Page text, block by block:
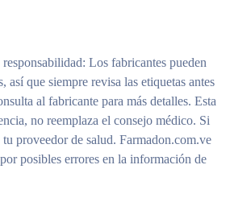
: Los fabricantes pueden
así que siempre revisa las etiquetas antes
al fabricante para más detalles. Esta
no reemplaza el consejo médico. Si
tu proveedor de salud. Farmadon.com.ve
posibles errores en la información de